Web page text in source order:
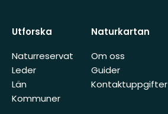
Utforska
Naturreservat
Leder
Län
Kommuner
Naturkartan
Om oss
Guider
Kontaktuppgifter